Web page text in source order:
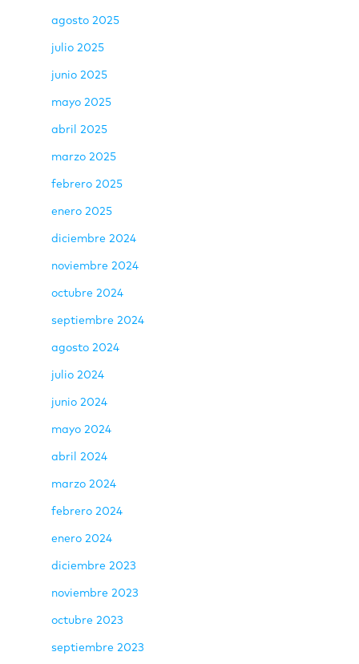
agosto 2025
julio 2025
junio 2025
mayo 2025
abril 2025
marzo 2025
febrero 2025
enero 2025
diciembre 2024
noviembre 2024
octubre 2024
septiembre 2024
agosto 2024
julio 2024
junio 2024
mayo 2024
abril 2024
marzo 2024
febrero 2024
enero 2024
diciembre 2023
noviembre 2023
octubre 2023
septiembre 2023